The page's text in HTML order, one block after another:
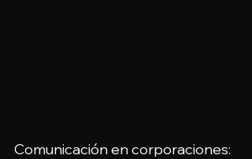
Comunicación en corporaciones: